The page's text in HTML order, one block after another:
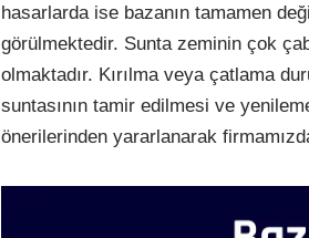
hasarlarda ise bazanın tamamen
görülmektedir. Sunta zeminin çok
olmaktadır. Kırılma veya çatlama
suntasının tamir edilmesi ve
önerilerinden yararlanarak